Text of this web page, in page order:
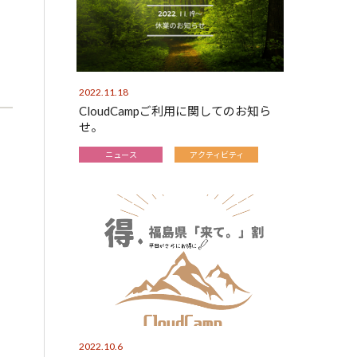
2022.11.18
CloudCampご利用に関してのお知ら
せ。
ニュース アクティビティ
2022.10.6